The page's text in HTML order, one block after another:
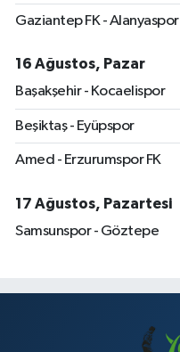
Gaziantep FK - Alanyaspor
16 Ağustos, Pazar
Başakşehir - Kocaelispor
Beşiktaş - Eyüpspor
Amed - Erzurumspor FK
17 Ağustos, Pazartesi
Samsunspor - Göztepe